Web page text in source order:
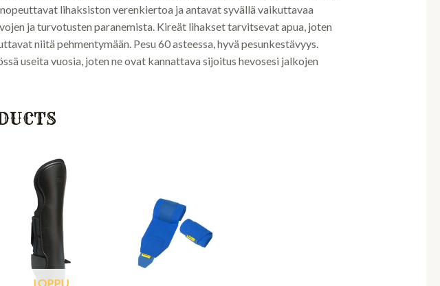
lihaksiston verenkiertoa ja antavat syvällä vaikuttavaa
ja turvotusten paranemista. Kireät lihakset tarvitsevat apua, joten
niitä pehmentymään. Pesu 60 asteessa, hyvä pesunkestävyys.
useita vuosia, joten ne ovat kannattava sijoitus hevosesi jalkojen
LOPPU